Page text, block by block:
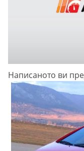
Написаното ви